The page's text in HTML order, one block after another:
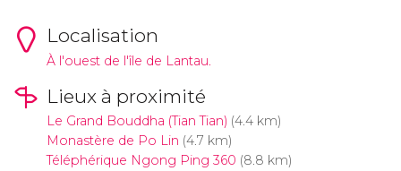
Localisation
À l'ouest de l'île de Lantau.
Lieux à proximité
Le Grand Bouddha (Tian Tian) (4.4 km)
Monastère de Po Lin (4.7 km)
Téléphérique Ngong Ping 360 (8.8 km)